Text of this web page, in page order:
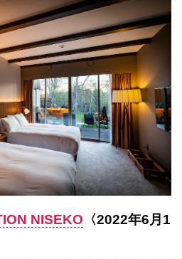
NISEKO 〈2022年6月1